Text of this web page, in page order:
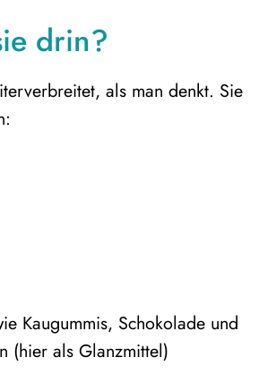
drin?
als man denkt. Sie
Kaugummis, Schokolade und
(hier als Glanzmittel)